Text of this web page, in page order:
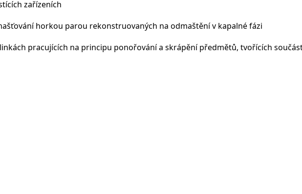
zařízeních
horkou parou rekonstruovaných na odmaštění v kapalné fázi
pracujících na principu ponořování a skrápění předmětů, tvořících